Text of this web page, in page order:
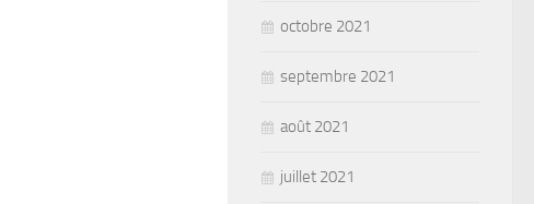
octobre 2021
septembre 2021
août 2021
juillet 2021